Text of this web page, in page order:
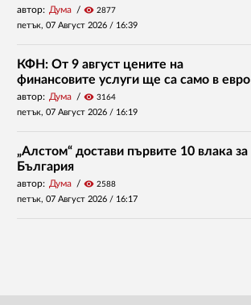
автор: Дума visibility 2877
петък, 07 Август 2026 / 16:39
КФН: От 9 август цените на
финансовите услуги ще са само в евро
автор: Дума visibility 3164
петък, 07 Август 2026 / 16:19
„Алстом“ достави първите 10 влака за
България
автор: Дума visibility 2588
петък, 07 Август 2026 / 16:17